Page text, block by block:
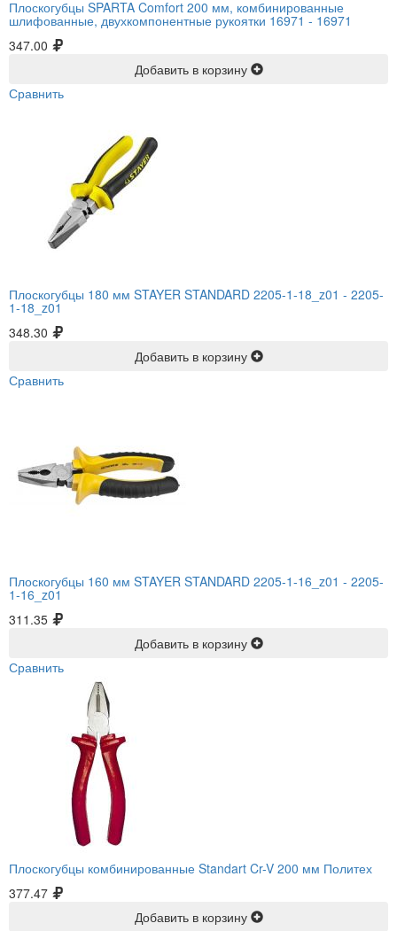
Плоскогубцы SPARTA Comfort 200 мм, комбинированные
шлифованные, двухкомпонентные рукоятки 16971 - 16971
347.00
Добавить в корзину
Сравнить
Плоскогубцы 180 мм STAYER STANDARD 2205-1-18_z01 - 2205-
1-18_z01
348.30
Добавить в корзину
Сравнить
Плоскогубцы 160 мм STAYER STANDARD 2205-1-16_z01 - 2205-
1-16_z01
311.35
Добавить в корзину
Сравнить
Плоскогубцы комбинированные Standart Cr-V 200 мм Политех
377.47
Добавить в корзину